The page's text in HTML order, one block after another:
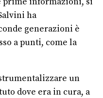
ha
generazioni è
a punti, come la
un
dove era in cura, a